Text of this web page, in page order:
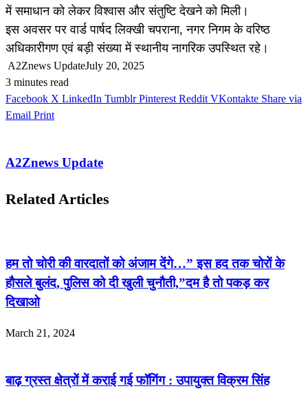
में समाधान को लेकर विश्वास और संतुष्टि देखने को मिली।
इस अवसर पर वार्ड पार्षद लिक्खी चपराना, नगर निगम के वरिष्ठ
अधिकारीगण एवं बड़ी संख्या में स्थानीय नागरिक उपस्थित रहे।
A2Znews UpdateJuly 20, 2025
3 minutes read
Facebook X LinkedIn Tumblr Pinterest Reddit VKontakte Share via
Email Print
A2Znews Update
Related Articles
हम तो चोरी की वारदातों को अंजाम देंगे…” इस हद तक चोरों के
हौसले बुलंद, पुलिस को दी खुली चुनौती,”दम है तो पकड़ कर
दिखाओ
March 21, 2024
बाढ़ ग्रस्त क्षेत्रों में कराई गई फॉगिंग : उपायुक्त विक्रम सिंह